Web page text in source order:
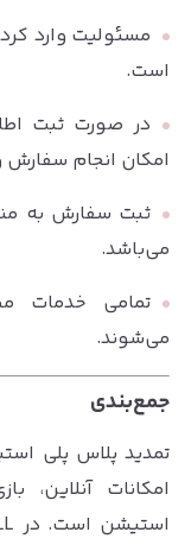
مسئولیت وارد
است.
در صورت ثبت
امکان انجام
می‌باشد.
می‌شوند.
جمع‌بندی
تمدید پلاس پلی
امکانات آنلاین،
استیشن است. در ACCSELL، تمدید PS Plus فعلاً فقط برای